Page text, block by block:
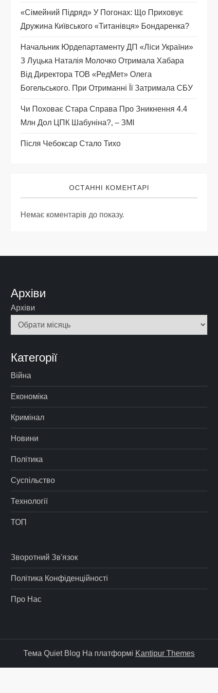
и
с
і
в
«Сімейний Підряд» У Погонах: Що Приховує
Дружина Київського «титанівця» Бондаренка?
Начальник Юрдепартаменту ДП «Ліси України»
З Луцька Наталія Молочко Отримала Хабара
Від Директора ТОВ «РедМет» Олега
Богельського. При Отриманні Її Затримала СБУ
Чи Поховає Стара Справа Про Зникнення 4.4
Млн Дол ЦПК Шабуніна?, – ЗМІ
Після Чебоксар Стало Тихо
ОСТАННІ КОМЕНТАРІ
Немає коментарів до показу.
Архіви
Архіви
Категорії
Війна
Економіка
Кримінал
Новини
Політика
Суспільство
Технології
ТОП
Зворотний Зв'язок
Політика Конфіденційності
Про Нас
Тема Quiet Blog На платформі Kantipur Themes